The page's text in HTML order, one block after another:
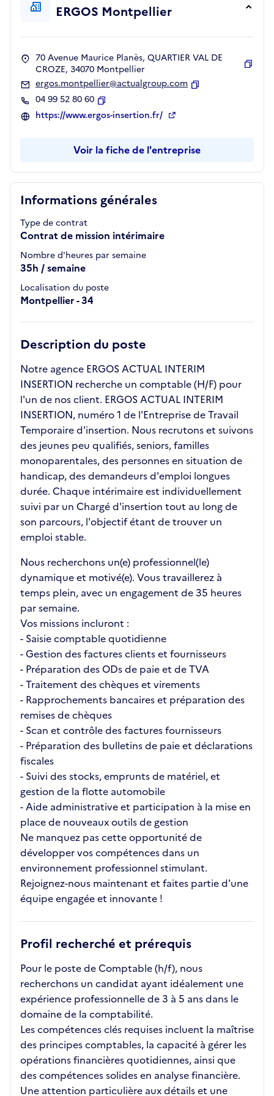
Informations générales
Type de contrat
Contrat de mission intérimaire
Nombre d'heures par semaine
35h / semaine
Localisation du poste
Montpellier - 34
Description du poste
Notre agence ERGOS ACTUAL INTERIM
INSERTION recherche un comptable (H/F) pour
l'un de nos client. ERGOS ACTUAL INTERIM
INSERTION, numéro 1 de l'Entreprise de Travail
Temporaire d'insertion. Nous recrutons et suivons
des jeunes peu qualifiés, seniors, familles
monoparentales, des personnes en situation de
handicap, des demandeurs d'emploi longues
durée. Chaque intérimaire est individuellement
suivi par un Chargé d'insertion tout au long de
son parcours, l'objectif étant de trouver un
emploi stable.
Nous recherchons un(e) professionnel(le)
dynamique et motivé(e). Vous travaillerez à
temps plein, avec un engagement de 35 heures
par semaine.
Vos missions incluront :
- Saisie comptable quotidienne
- Gestion des factures clients et fournisseurs
- Préparation des ODs de paie et de TVA
- Traitement des chèques et virements
- Rapprochements bancaires et préparation des
remises de chèques
- Scan et contrôle des factures fournisseurs
- Préparation des bulletins de paie et déclarations
fiscales
- Suivi des stocks, emprunts de matériel, et
gestion de la flotte automobile
- Aide administrative et participation à la mise en
place de nouveaux outils de gestion
Ne manquez pas cette opportunité de
développer vos compétences dans un
environnement professionnel stimulant.
Rejoignez-nous maintenant et faites partie d'une
équipe engagée et innovante !
Profil recherché et prérequis
Pour le poste de Comptable (h/f), nous
recherchons un candidat ayant idéalement une
expérience professionnelle de 3 à 5 ans dans le
domaine de la comptabilité.
Les compétences clés requises incluent la maîtrise
des principes comptables, la capacité à gérer les
opérations financières quotidiennes, ainsi que
des compétences solides en analyse financière.
Une attention particulière aux détails et une
ERGOS Montpellier
70 Avenue Maurice Planès, QUARTIER VAL DE
CROZE, 34070 Montpellier
ergos.montpellier@actualgroup.com
04 99 52 80 60
Copier
https://www.ergos-insertion.fr/
Voir la fiche de l'entreprise